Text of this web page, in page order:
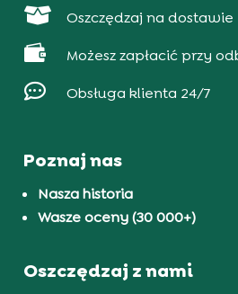
 Oszczędzaj na dostawie
 Możesz zapłacić przy
 Obsługa klienta 24/7
Poznaj nas
Nasza historia
Wasze oceny (30 000+)
Oszczędzaj z nami